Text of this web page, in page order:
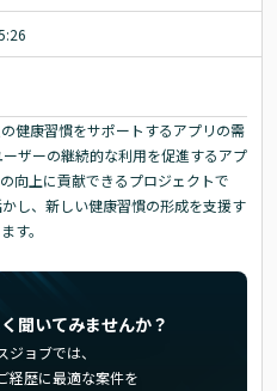
健康習慣をサポートするアプリの需
ザーの継続的な利用を促進するアプ
向上に貢献できるプロジェクトで
し、新しい健康習慣の形成を支援す
す。
聞いてみませんか？
ジョブでは、
経歴に最適な案件を